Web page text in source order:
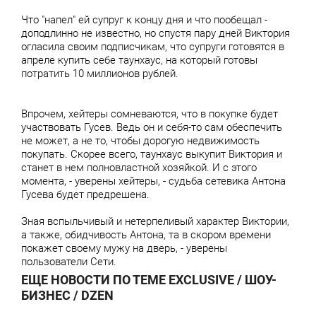
Что "напел" ей супруг к концу дня и что пообещал -
доподлинно не известно, но спустя пару дней Виктория
огласила своим подписчикам, что супруги готовятся в
апреле купить себе таунхаус, на который готовы
потратить 10 миллионов рублей.
Впрочем, хейтеры сомневаются, что в покупке будет
участвовать Гусев. Ведь он и себя-то сам обеспечить
не может, а не то, чтобы дорогую недвижимость
покупать. Скорее всего, таунхаус выкупит Виктория и
станет в нем полновластной хозяйкой. И с этого
момента, - уверены хейтеры, - судьба сетевика Антона
Гусева будет предрешена.
Зная вспыльчивый и нетерпеливый характер Виктории,
а также, обидчивость Антона, та в скором времени
покажет своему мужу на дверь, - уверены
пользователи Сети.
ЕЩЕ НОВОСТИ ПО ТЕМЕ EXCLUSIVE / ШОУ-
БИЗНЕС / DZEN